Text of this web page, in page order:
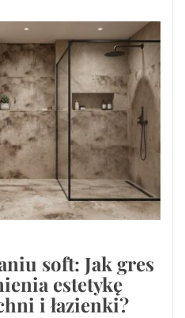
soft: Jak gres
estetykę
i łazienki?